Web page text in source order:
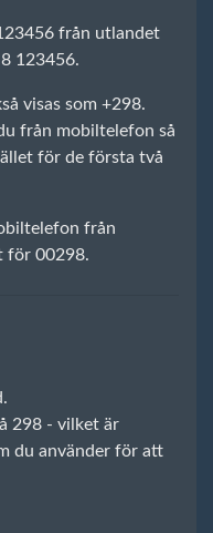
från utlandet
123456.
visas som +298.
från mobiltelefon så
för de första två
från
för 00298.
298 - vilket är
du använder för att